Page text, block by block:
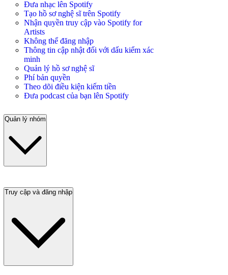
Đưa nhạc lên Spotify
Tạo hồ sơ nghệ sĩ trên Spotify
Nhận quyền truy cập vào Spotify for
Artists
Không thể đăng nhập
Thông tin cập nhật đối với dấu kiểm xác
minh
Quản lý hồ sơ nghệ sĩ
Phí bản quyền
Theo dõi điều kiện kiếm tiền
Đưa podcast của bạn lên Spotify
Quản lý nhóm
Truy cập và đăng nhập